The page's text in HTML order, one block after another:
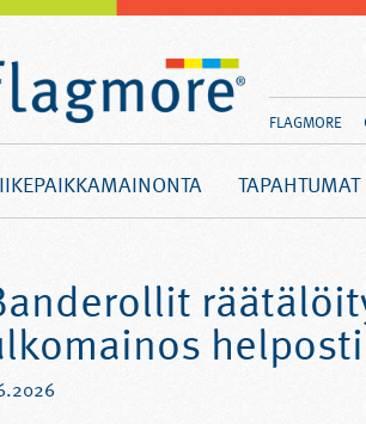
TAPAHTUMAT
FLAGMORE
helposti